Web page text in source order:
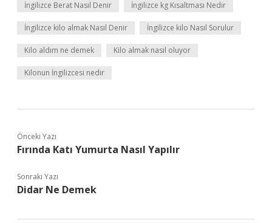
İngilizce Berat Nasıl Denir İngilizce kg Kısaltması Nedir
İngilizce kilo almak Nasıl Denir İngilizce kilo Nasıl Sorulur
Kilo aldım ne demek Kilo almak nasıl oluyor
Kilonun İngilizcesi nedir
Önceki Yazı
Fırında Katı Yumurta Nasıl Yapılır
Sonraki Yazı
Didar Ne Demek